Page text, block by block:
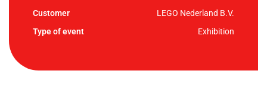
LEGO Nederland B.V.
Exhibition